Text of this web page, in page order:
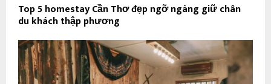
Top 5 homestay Cần Thơ đẹp ngỡ ngàng giữ chân
du khách thập phương